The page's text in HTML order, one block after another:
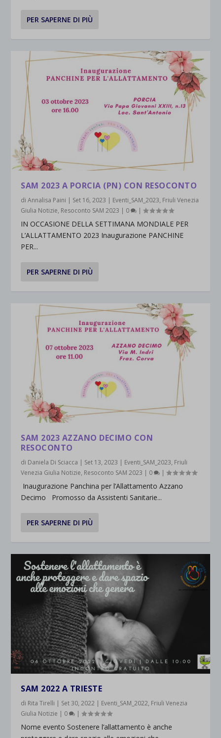
PER SAPERNE DI PIÙ
SAM 2023 A PORCIA (PN) CON RESOCONTO
diAnnalisa Paini | Set 16, 2023 | Eventi_SAM_2023, Friuli Venezia
Giulia Notizie, Resoconto SAM 2023 | 0 |
IN OCCASIONE DELLA SETTIMANA MONDIALE PER
L’ALLATTAMENTO 2023 Inaugurazione PANCHINE
PER...
PER SAPERNE DI PIÙ
SAM 2023 AZZANO DECIMO CON
RESOCONTO
di Daniela Di Sciacca | Set 13, 2023 | Eventi_SAM_2023, Friuli
Venezia Giulia Notizie, Resoconto SAM 2023 | 0 |
Inaugurazione Panchina per l’Allattamento Azzano
Decimo Promosso da Assistenti Sanitarie...
PER SAPERNE DI PIÙ
SAM 2022 A TRIESTE
di Rita Tirelli | Set 30, 2022 | Eventi_SAM_2022, Friuli Venezia
Giulia Notizie | 0 |
Nome evento Sostenere l’allattamento è anche